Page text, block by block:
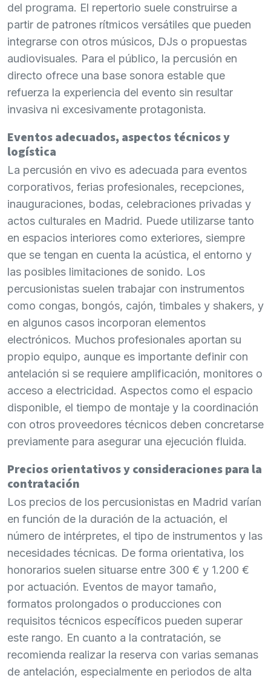
del programa. El repertorio suele construirse a
partir de patrones rítmicos versátiles que pueden
integrarse con otros músicos, DJs o propuestas
audiovisuales. Para el público, la percusión en
directo ofrece una base sonora estable que
refuerza la experiencia del evento sin resultar
invasiva ni excesivamente protagonista.
Eventos adecuados, aspectos técnicos y
logística
La percusión en vivo es adecuada para eventos
corporativos, ferias profesionales, recepciones,
inauguraciones, bodas, celebraciones privadas y
actos culturales en Madrid. Puede utilizarse tanto
en espacios interiores como exteriores, siempre
que se tengan en cuenta la acústica, el entorno y
las posibles limitaciones de sonido. Los
percusionistas suelen trabajar con instrumentos
como congas, bongós, cajón, timbales y shakers, y
en algunos casos incorporan elementos
electrónicos. Muchos profesionales aportan su
propio equipo, aunque es importante definir con
antelación si se requiere amplificación, monitores o
acceso a electricidad. Aspectos como el espacio
disponible, el tiempo de montaje y la coordinación
con otros proveedores técnicos deben concretarse
previamente para asegurar una ejecución fluida.
Precios orientativos y consideraciones para la
contratación
Los precios de los percusionistas en Madrid varían
en función de la duración de la actuación, el
número de intérpretes, el tipo de instrumentos y las
necesidades técnicas. De forma orientativa, los
honorarios suelen situarse entre 300 € y 1.200 €
por actuación. Eventos de mayor tamaño,
formatos prolongados o producciones con
requisitos técnicos específicos pueden superar
este rango. En cuanto a la contratación, se
recomienda realizar la reserva con varias semanas
de antelación, especialmente en periodos de alta